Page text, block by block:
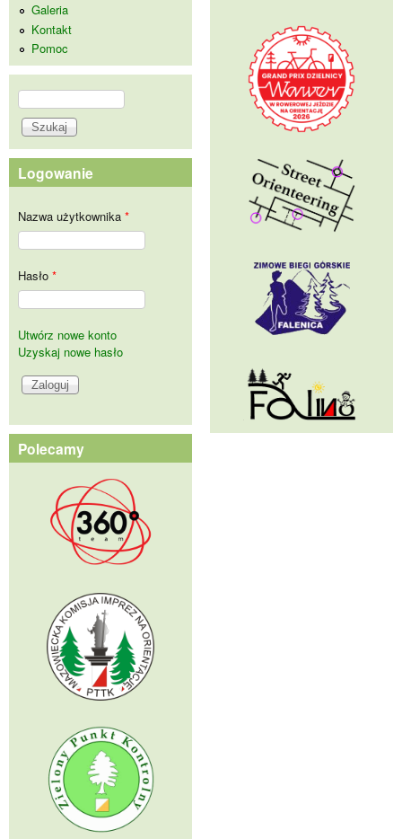
Galeria
Kontakt
Pomoc
Formularz wyszukiwania
Szukaj
Logowanie
Nazwa użytkownika *
Hasło *
Utwórz nowe konto
Uzyskaj nowe hasło
Polecamy